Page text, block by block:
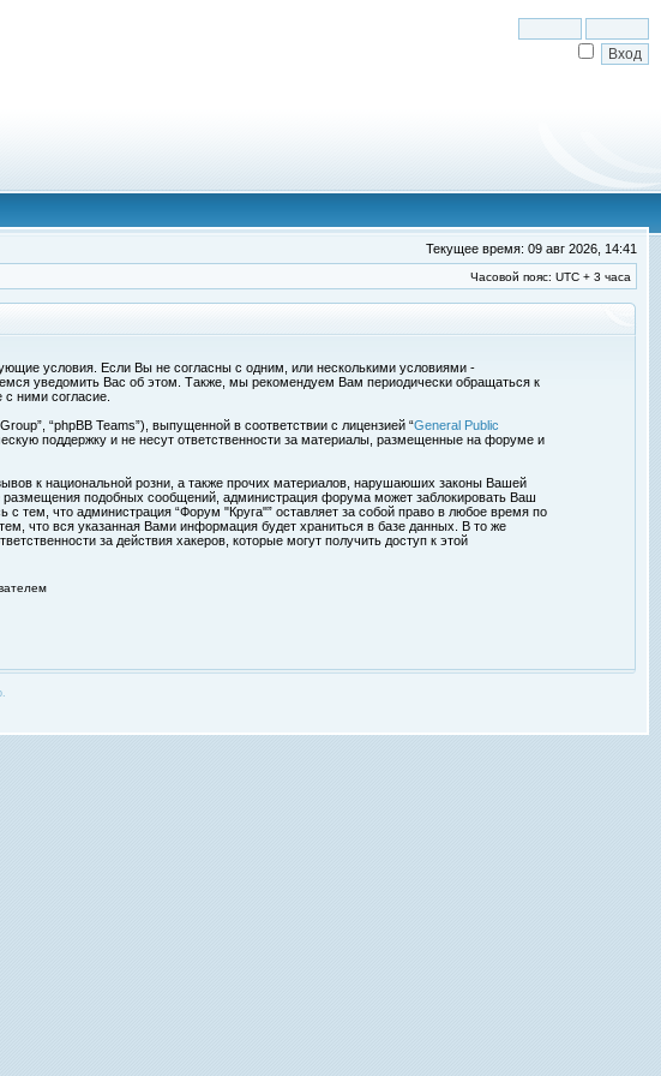
Текущее время: 09 авг 2026, 14:41
Часовой пояс: UTC + 3 часа
условия. Если Вы не согласны с одним, или несколькими условиями -
уведомить Вас об этом. Также, мы рекомендуем Вам периодически обращаться к
ними согласие.
“phpBB Teams”), выпущенной в соответствии с лицензией “General Public
поддержку и не несут ответственности за материалы, размещенные на форуме и
к национальной розни, а также прочих материалов, нарушаюших законы Вашей
размещения подобных сообщений, администрация форума может заблокировать Ваш
тем, что администрация “Форум "Круга"” оставляет за собой право в любое время по
что вся указанная Вами информация будет храниться в базе данных. В то же
за действия хакеров, которые могут получить доступ к этой